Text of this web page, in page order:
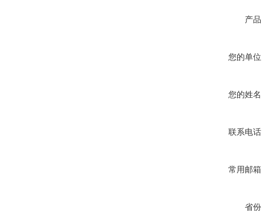
产品
您的单位
您的姓名
联系电话
常用邮箱
省份